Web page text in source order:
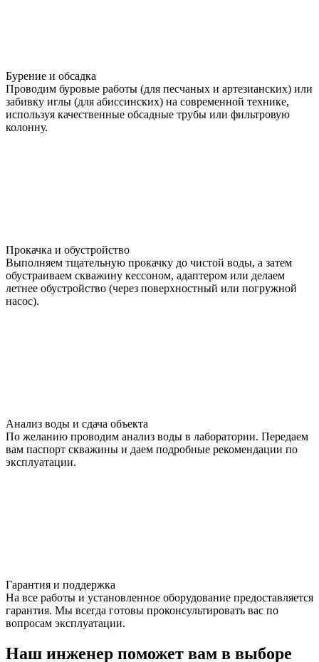
Бурение и обсадка
Проводим буровые работы (для песчаных и артезианских) или
забивку иглы (для абиссинских) на современной технике,
используя качественные обсадные трубы или фильтровую
колонну.
Прокачка и обустройство
Выполняем тщательную прокачку до чистой воды, а затем
обустраиваем скважину кессоном, адаптером или делаем
летнее обустройство (через поверхностный или погружной
насос).
Анализ воды и сдача объекта
По желанию проводим анализ воды в лаборатории. Передаем
вам паспорт скважины и даем подробные рекомендации по
эксплуатации.
Гарантия и поддержка
На все работы и установленное оборудование предоставляется
гарантия. Мы всегда готовы проконсультировать вас по
вопросам эксплуатации.
Наш инженер поможет вам в выборе